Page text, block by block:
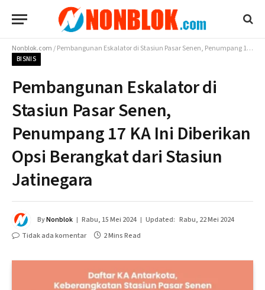
Nonblok.com/Pembangunan Eskalator di Stasiun Pasar Senen, Penumpang 17 KA Ini Diberikan Opsi Berangkat dari Stasiun Jatinegara
BISNIS
Pembangunan Eskalator di
Stasiun Pasar Senen,
Penumpang 17 KA Ini Diberikan
Opsi Berangkat dari Stasiun
Jatinegara
ByNonblok Rabu, 15 Mei 2024 Updated: Rabu, 22 Mei 2024
Tidak ada komentar
2 Mins Read